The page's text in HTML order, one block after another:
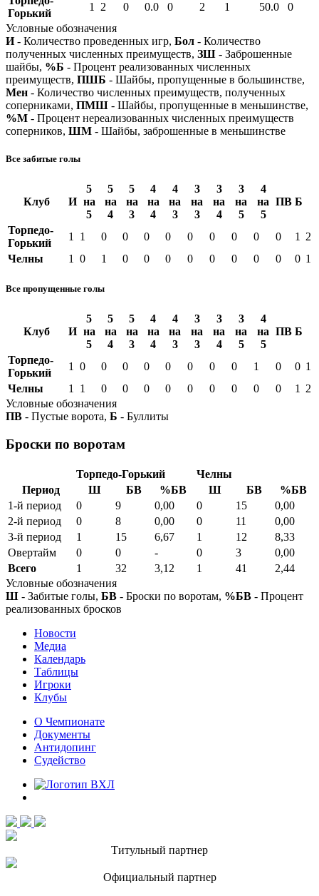
Горький
1 2 0 0.0 0 2 1 50.0
0
Условные обозначения
И- Количество проведенных игр, Бол - Количество
полученных численных преимуществ, ЗШ - Заброшенные
шайбы, %Б - Процент реализованных численных
преимуществ, ПШБ - Шайбы, пропущенные в большинстве,
Мен - Количество численных преимуществ, полученных
соперниками, ПМШ - Шайбы, пропущенные в меньшинстве,
%М - Процент нереализованных численных преимуществ
соперников, ШМ - Шайбы, заброшенные в меньшинстве
Все забитые голы
Клуб И
5
на
5
5
на
4
5
на
3
4
на
4
4
на
3
3
на
3
3
на
4
3
на
5
4
на
5
ПВ Б
Торпедо-
Горький
1 1 0 0 0 0 0 0 0 0 0 1
2
Челны
1 0 1 0 0 0 0 0 0 0 0 0 1
Все пропущенные голы
Клуб И
5
на
5
5
на
4
5
на
3
4
на
4
4
на
3
3
на
3
3
на
4
3
на
5
4
на
5
ПВ Б
Торпедо-
Горький
1 0 0 0 0 0 0 0 0 1 0 0 1
Челны
1 1 0 0 0 0 0 0 0 0 0 1 2
Условные обозначения
ПВ - Пустые ворота, Б - Буллиты
Броски по воротам
Торпедо-Горький
Челны
Период
Ш БВ %БВ Ш БВ
%БВ
1-й период
0 9 0,00 0 15
0,00
2-й период
0 8 0,00 0 11
0,00
3-й период
1 15 6,67 1 12
8,33
Овертайм
0 0 - 0 3
0,00
Всего
1 32 3,12 1 41
2,44
Условные обозначения
Ш - Забитые голы, БВ - Броски по воротам, %БВ - Процент
реализованных бросков
Новости
Медиа
Календарь
Таблицы
Игроки
Клубы
О Чемпионате
Документы
Антидопинг
Судейство
Титульный партнер
Официальный партнер